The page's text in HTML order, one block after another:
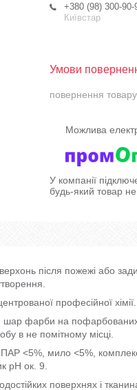
+380 (98) 300-90-
Київстар
повернення
У компанії
будь-який товар
після пожежі або
професійної хімії.
шар фарби на
в не помітному місці.
ПАР <5%, мило <5%,
pH ок. 9.
поверхнях і